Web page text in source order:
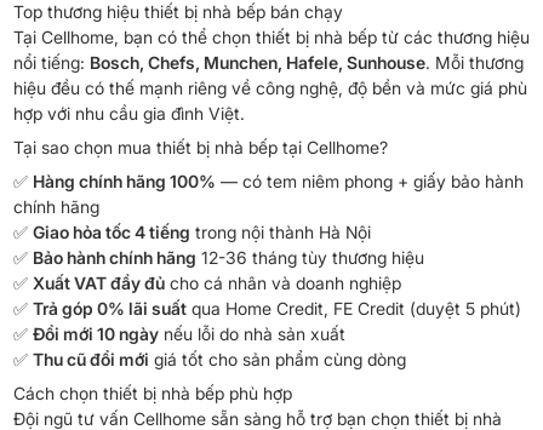
Top thương hiệu thiết bị nhà bếp bán chạy
Tại Cellhome, bạn có thể chọn thiết bị nhà bếp từ các thương hiệu
nổi tiếng: Bosch, Chefs, Munchen, Hafele, Sunhouse. Mỗi thương
hiệu đều có thế mạnh riêng về công nghệ, độ bền và mức giá phù
hợp với nhu cầu gia đình Việt.
Tại sao chọn mua thiết bị nhà bếp tại Cellhome?
✅ Hàng chính hãng 100% — có tem niêm phong + giấy bảo hành
chính hãng
✅ Giao hỏa tốc 4 tiếng trong nội thành Hà Nội
✅ Bảo hành chính hãng 12-36 tháng tùy thương hiệu
✅ Xuất VAT đầy đủcho cá nhân và doanh nghiệp
✅ Trả góp 0% lãi suấtqua Home Credit, FE Credit (duyệt 5 phút)
✅ Đổi mới 10 ngàynếu lỗi do nhà sản xuất
✅ Thu cũ đổi mới giá tốt cho sản phẩm cùng dòng
Cách chọn thiết bị nhà bếp phù hợp
Đội ngũ tư vấn Cellhome sẵn sàng hỗ trợ bạn chọn thiết bị nhà